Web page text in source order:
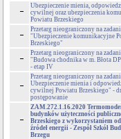
Ubezpieczenie mienia,
cywilnej oraz ubezpieczenia
Powiatu Brzeskiego
Przetarg nieograniczony na
"Ubezpieczenie komunikacyjne
Brzeskiego"
Przetarg nieograniczony na
"Budowa chodnika w m. Błota
- etap IV
Przetarg nieograniczony na
Ubezpieczenie mienia i
cywilnej Powiatu Brzeskiego" -
postępowanie
ZAM.272.1.16.2020
budynków użyteczności
Brzeskiego z wykorzystaniem
źródeł energii - Zespół Szkół
Brzegu